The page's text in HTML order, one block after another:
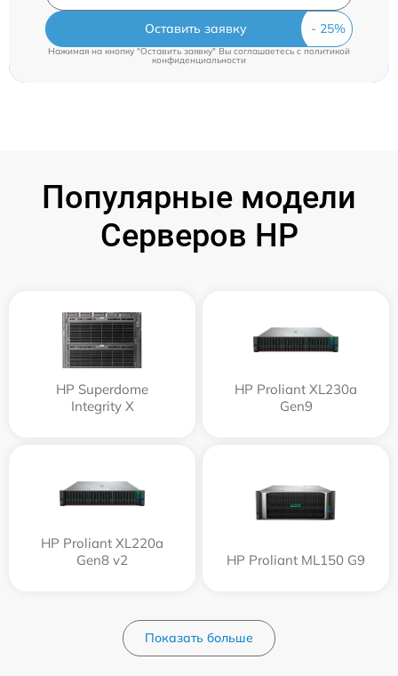
Оставить заявку
Нажимая на кнопку "Оставить заявку" Вы соглашаетесь cполитикой
конфиденциальности
Популярные модели
Серверов HP
HP Superdome
Integrity Х
HP Proliant XL230a
Gen9
HP Proliant XL220a
Gen8 v2
HP Proliant ML150 G9
Показать больше